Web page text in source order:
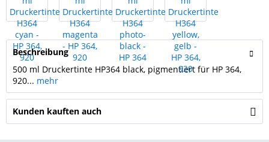
Beschreibung
500 ml Druckertinte HP364 black, pigmentiert für HP 364,
920... mehr
Kunden kauften auch